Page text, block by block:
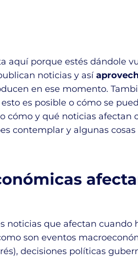
aquí porque estés dándole
noticias y así
en ese momento.
es posible o cómo se
cómo y qué noticias afectan
contemplar y algunas
noticias que afectan cuando
son eventos
decisiones políticas